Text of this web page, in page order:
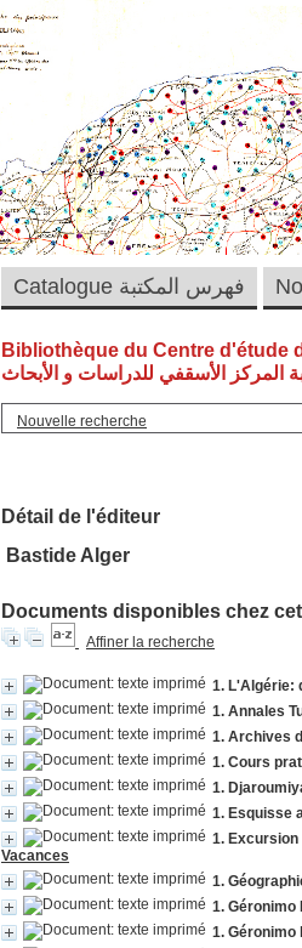
Bibliothèque du Centre d'étude
المركز الأسقفي للدراسات و الأبحاث
Nouvelle recherche
Détail de l'éditeur
Bastide Alger
Documents disponibles chez
Affiner la recherche
1. L'Algérie:
1. Annales
1. Archives
1. Cours
1.
1. Esquisse
1. Excursion
Vacances
1.
1. Géronimo
1. Géronimo
Catalogue فهرس المكتبة